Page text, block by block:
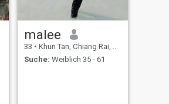
malee
33 • Khun Tan, Chiang Rai, Thailand
Suche: Weiblich 35 - 61